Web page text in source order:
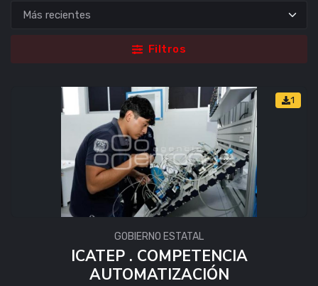
Filtros
1
GOBIERNO ESTATAL
ICATEP . COMPETENCIA
AUTOMATIZACIÓN